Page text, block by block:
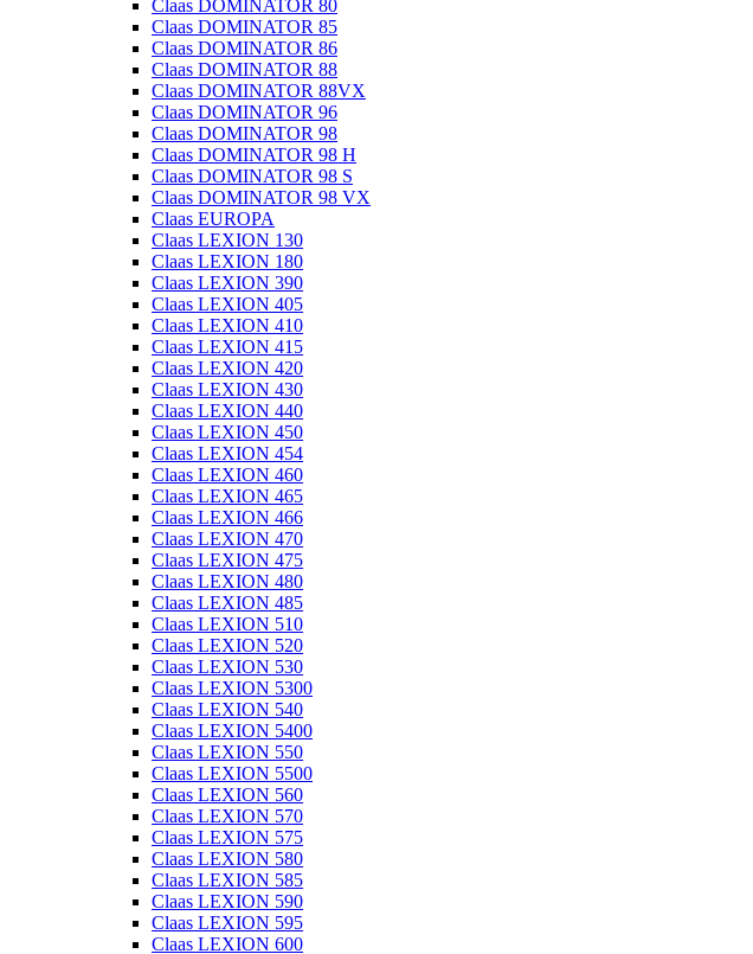
Claas DOMINATOR 80
Claas DOMINATOR 85
Claas DOMINATOR 86
Claas DOMINATOR 88
Claas DOMINATOR 88VX
Claas DOMINATOR 96
Claas DOMINATOR 98
Claas DOMINATOR 98 H
Claas DOMINATOR 98 S
Claas DOMINATOR 98 VX
Claas EUROPA
Claas LEXION 130
Claas LEXION 180
Claas LEXION 390
Claas LEXION 405
Claas LEXION 410
Claas LEXION 415
Claas LEXION 420
Claas LEXION 430
Claas LEXION 440
Claas LEXION 450
Claas LEXION 454
Claas LEXION 460
Claas LEXION 465
Claas LEXION 466
Claas LEXION 470
Claas LEXION 475
Claas LEXION 480
Claas LEXION 485
Claas LEXION 510
Claas LEXION 520
Claas LEXION 530
Claas LEXION 5300
Claas LEXION 540
Claas LEXION 5400
Claas LEXION 550
Claas LEXION 5500
Claas LEXION 560
Claas LEXION 570
Claas LEXION 575
Claas LEXION 580
Claas LEXION 585
Claas LEXION 590
Claas LEXION 595
Claas LEXION 600